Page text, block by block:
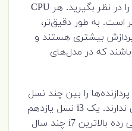
i7-10700 و پردازنده i9-10900 را در نظر بگیرید. هر CPU
است. به طور دقیق‌تر،
پردازش بیشتری هستند و
که در مدل‌های
را بین چند نسل
مقایسه می‌کنید هیچ معنایی ندارند. یک i3 نسل یازدهم
از نظر قدرت می‌تواند به راحتی رده بالا‌ترین i7 چند سال